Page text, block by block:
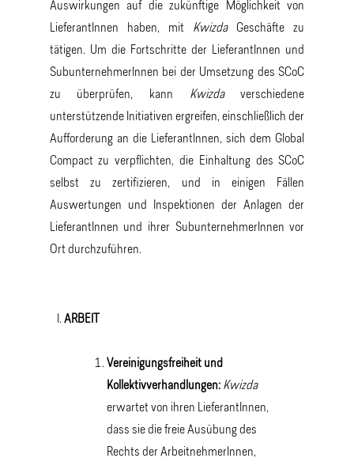
Auswirkungen auf die zukünftige Möglichkeit von
LieferantInnen haben, mit KwizdaGeschäfte zu
tätigen. Um die Fortschritte der LieferantInnen und
SubunternehmerInnen bei der Umsetzung des SCoC
zu überprüfen, kann Kwizdaverschiedene
unterstützende Initiativen ergreifen, einschließlich der
Aufforderung an die LieferantInnen, sich dem Global
Compact zu verpflichten, die Einhaltung des SCoC
selbst zu zertifizieren, und in einigen Fällen
Auswertungen und Inspektionen der Anlagen der
LieferantInnen und ihrer SubunternehmerInnen vor
Ort durchzuführen.
ARBEIT
Vereinigungsfreiheit und
Kollektivverhandlungen: Kwizda
erwartet von ihren LieferantInnen,
dass sie die freie Ausübung des
Rechts der ArbeitnehmerInnen,